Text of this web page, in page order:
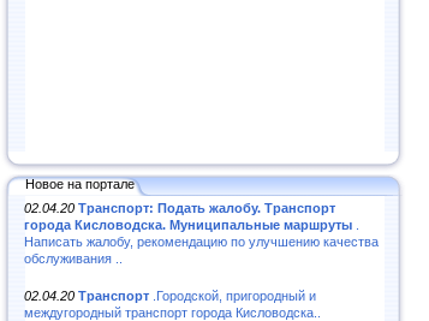
Новое на портале
02.04.20 Транспорт: Подать жалобу. Транспорт
города Кисловодска. Муниципальные маршруты
Написать жалобу, рекомендацию по улучшению качества
обслуживания ..
02.04.20 Транспорт .Городской, пригородный и
междугородный транспорт города Кисловодска..